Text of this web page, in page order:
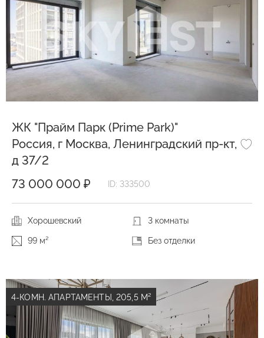
ЖК "Прайм Парк (Prime Park)"
Россия, г Москва, Ленинградский пр-кт,
д 37/2
73 000 000 ₽
ID: 333500
Хорошевский 3 комнаты
99 м² Без отделки
4-КОМН. АПАРТАМЕНТЫ, 205,5 М²